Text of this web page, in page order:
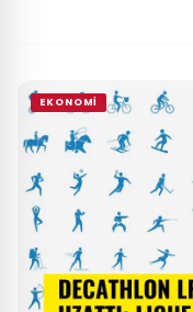
EKONOMI